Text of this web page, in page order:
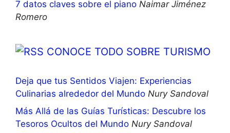
7 datos claves sobre el piano Naimar Jiménez
Romero
CONOCE TODO SOBRE TURISMO
Deja que tus Sentidos Viajen: Experiencias
Culinarias alrededor del Mundo Nury Sandoval
Más Allá de las Guías Turísticas: Descubre los
Tesoros Ocultos del Mundo Nury Sandoval